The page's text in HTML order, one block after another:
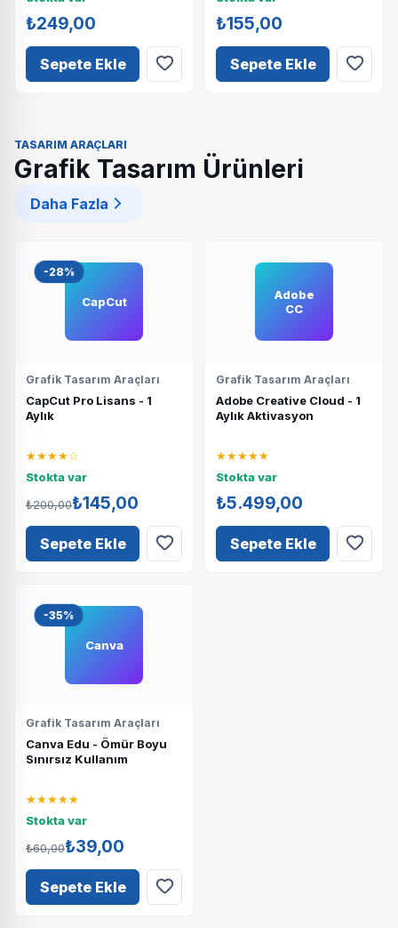
₺249,00
Sepete Ekle
₺155,00
Sepete Ekle
TASARIM ARAÇLARI
Grafik Tasarım Ürünleri
Daha Fazla
-28%
CapCut
Grafik Tasarım Araçları
CapCut Pro Lisans - 1
Aylık
★★★★☆
Stokta var
₺200,00₺145,00
Sepete Ekle
Adobe
CC
Grafik Tasarım Araçları
Adobe Creative Cloud - 1
Aylık Aktivasyon
★★★★★
Stokta var
₺5.499,00
Sepete Ekle
-35%
Canva
Grafik Tasarım Araçları
Canva Edu - Ömür Boyu
Sınırsız Kullanım
★★★★★
Stokta var
₺60,00₺39,00
Sepete Ekle